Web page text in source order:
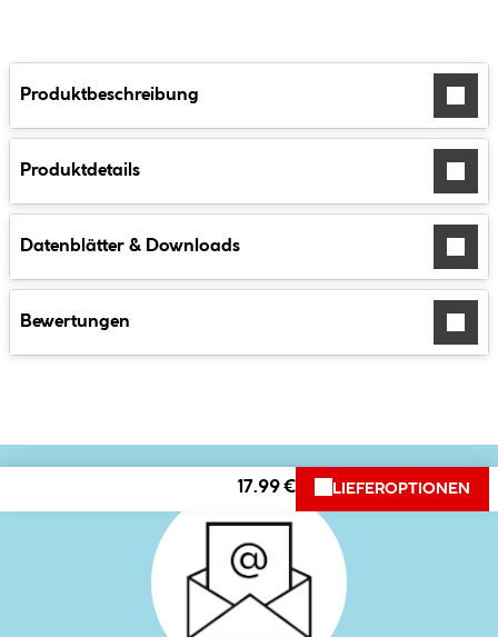
Produktbeschreibung
Produktdetails
Datenblätter & Downloads
Bewertungen
17.99 € LIEFEROPTIONEN